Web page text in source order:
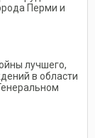
Перми и
лучшего,
в области